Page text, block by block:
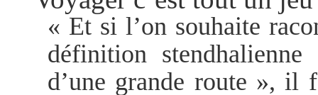
« Et si l’on souhaite
définition
d’une grande route », il